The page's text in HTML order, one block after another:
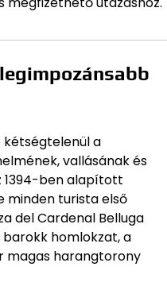
kétségtelenül a
vallásának és
1394-ben alapított
minden turista első
del Cardenal Belluga
homlokzat, a
magas harangtorony